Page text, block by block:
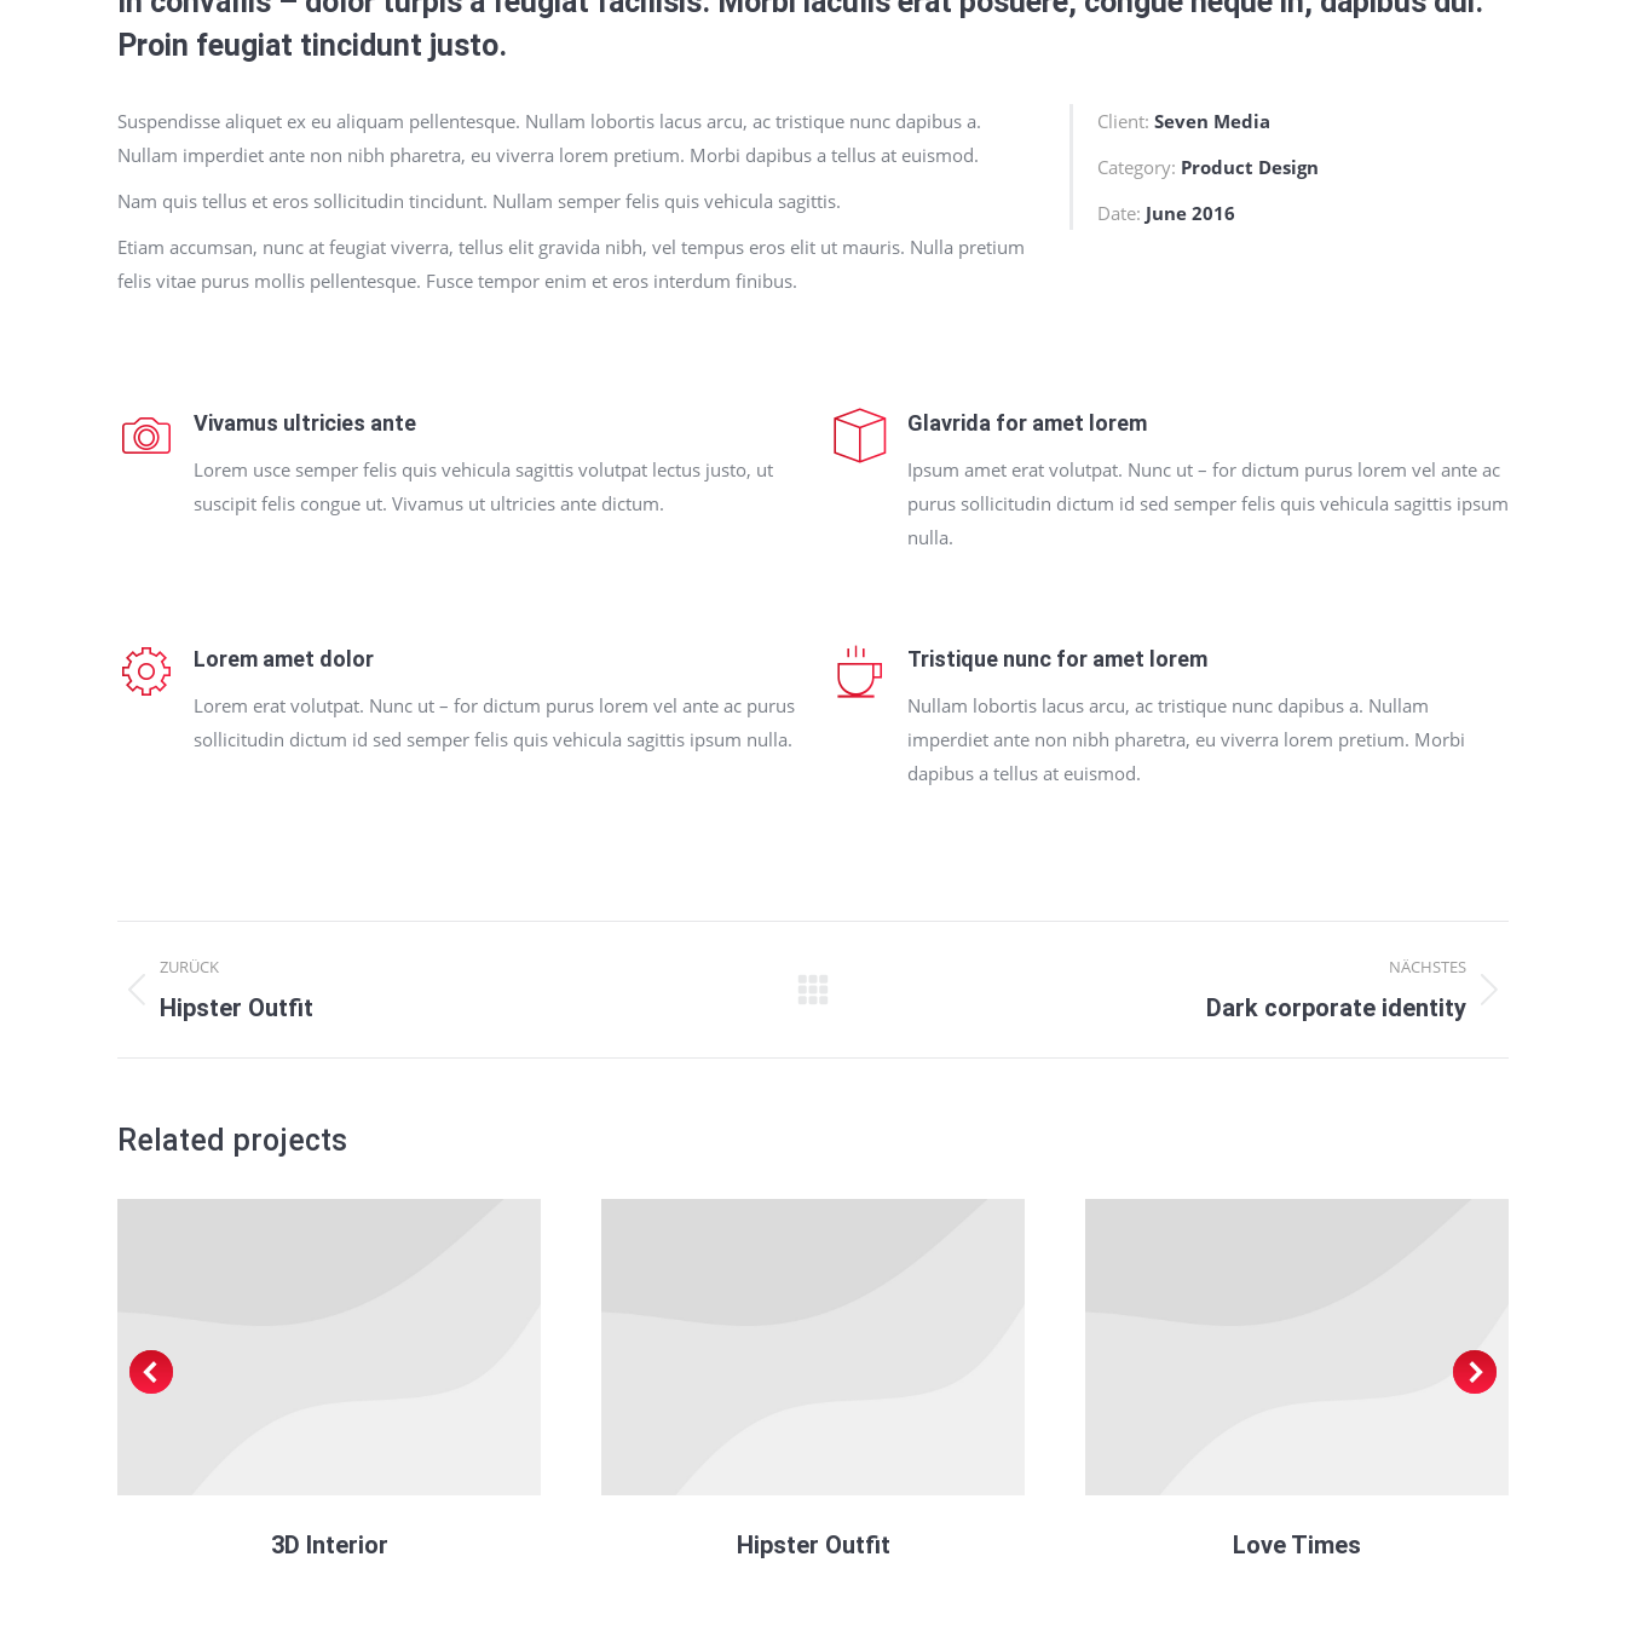
Proin feugiat tincidunt justo.
Suspendisse aliquet ex eu aliquam pellentesque. Nullam lobortis lacus arcu, ac tristique nunc dapibus a.
Nullam imperdiet ante non nibh pharetra, eu viverra lorem pretium. Morbi dapibus a tellus at euismod.
Nam quis tellus et eros sollicitudin tincidunt. Nullam semper felis quis vehicula sagittis.
Etiam accumsan, nunc at feugiat viverra, tellus elit gravida nibh, vel tempus eros elit ut mauris. Nulla pretium
felis vitae purus mollis pellentesque. Fusce tempor enim et eros interdum finibus.
Client: Seven Media
Category: Product Design
Date: June 2016
Vivamus ultricies ante
Lorem usce semper felis quis vehicula sagittis volutpat lectus justo, ut
suscipit felis congue ut. Vivamus ut ultricies ante dictum.
Glavrida for amet lorem
Ipsum amet erat volutpat. Nunc ut – for dictum purus lorem vel ante ac
purus sollicitudin dictum id sed semper felis quis vehicula sagittis ipsum
nulla.
Lorem amet dolor
Lorem erat volutpat. Nunc ut – for dictum purus lorem vel ante ac purus
sollicitudin dictum id sed semper felis quis vehicula sagittis ipsum nulla.
Tristique nunc for amet lorem
Nullam lobortis lacus arcu, ac tristique nunc dapibus a. Nullam
imperdiet ante non nibh pharetra, eu viverra lorem pretium. Morbi
dapibus a tellus at euismod.
Project
navigation
ZURÜCK
Previous
Hipster Outfit
NÄCHSTES
Dark corporate identity
Related projects
3D Interior Hipster Outfit Love Times